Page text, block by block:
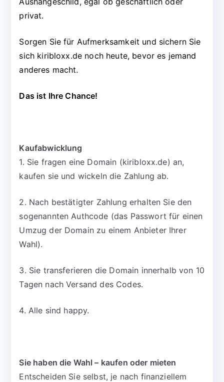
privat.
Sorgen Sie für Aufmerksamkeit und sichern Sie
sich kiribloxx.de noch heute, bevor es jemand
anderes macht.
Das ist Ihre Chance!
Kaufabwicklung
1. Sie fragen eine Domain (kiribloxx.de) an,
kaufen sie und wickeln die Zahlung ab.
2. Nach bestätigter Zahlung erhalten Sie den
sogenannten Authcode (das Passwort für einen
Umzug der Domain zu einem Anbieter Ihrer
Wahl).
3. Sie transferieren die Domain innerhalb von 10
Tagen nach Versand des Codes.
4. Alle sind happy.
Sie haben die Wahl – kaufen oder mieten
Entscheiden Sie selbst, je nach finanziellem